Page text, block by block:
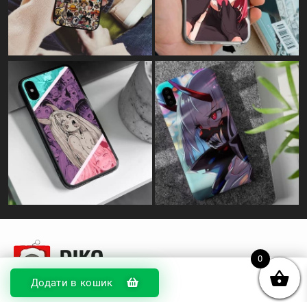
Додати в кошик
0